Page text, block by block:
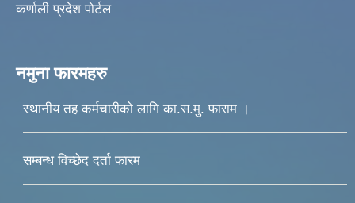
कर्णाली प्रदेश पोर्टल
नमुना फारमहरु
स्थानीय तह कर्मचारीको लागि का.स.मु. फाराम ।
सम्बन्ध विच्छेद दर्ता फारम